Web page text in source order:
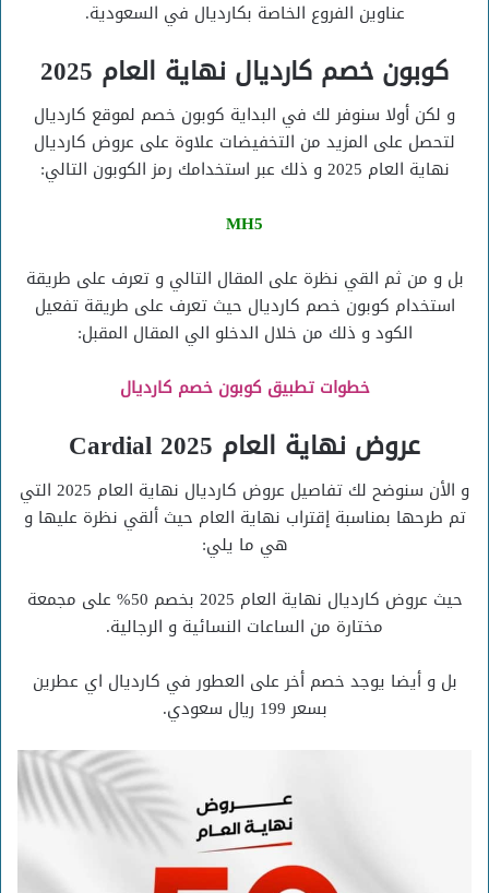
عناوين الفروع الخاصة بكارديال في السعودية.
كوبون خصم كارديال نهاية العام 2025
و لكن أولا سنوفر لك في البداية كوبون خصم لموقع كارديال
لتحصل على المزيد من التخفيضات علاوة على عروض كارديال
نهاية العام 2025 و ذلك عبر استخدامك رمز الكوبون التالي:
MH5
بل و من ثم القي نظرة على المقال التالي و تعرف على طريقة
استخدام كوبون خصم كارديال حيث تعرف على طريقة تفعيل
الكود و ذلك من خلال الدخلو الي المقال المقبل:
خطوات تطبيق كوبون خصم كارديال
عروض نهاية العام 2025 Cardial
و الأن سنوضح لك تفاصيل عروض كارديال نهاية العام 2025 التي
تم طرحها بمناسبة إقتراب نهاية العام حيث ألقي نظرة عليها و
هي ما يلي:
حيث عروض كارديال نهاية العام 2025 بخصم 50% على مجمعة
مختارة من الساعات النسائية و الرجالية.
بل و أيضا يوجد خصم أخر على العطور في كارديال اي عطرين
بسعر 199 ريال سعودي.